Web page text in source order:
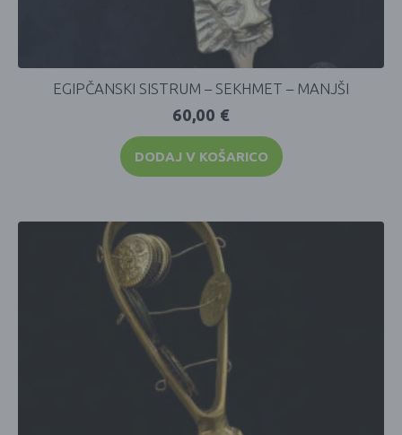
EGIPČANSKI SISTRUM – SEKHMET – MANJŠI
60,00 €
DODAJ V KOŠARICO